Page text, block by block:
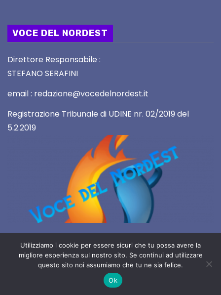
VOCE DEL NORDEST
Direttore Responsabile :
STEFANO SERAFINI
email : redazione@vocedelnordest.it
Registrazione Tribunale di UDINE nr. 02/2019 del
5.2.2019
2019 Copyright All rights reserved
Utilizziamo i cookie per essere sicuri che tu possa avere la
migliore esperienza sul nostro sito. Se continui ad utilizzare
questo sito noi assumiamo che tu ne sia felice.
Ok